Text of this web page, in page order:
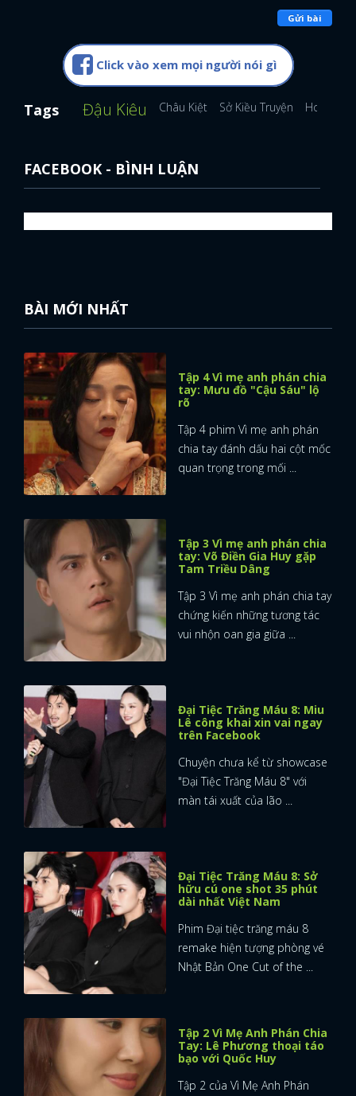
Gửi bài
Click vào xem mọi người nói gì
Tags Đậu Kiêu Châu Kiệt Sở Kiều Truyện Hoàn
FACEBOOK - BÌNH LUẬN
BÀI MỚI NHẤT
Tập 4 Vì mẹ anh phán chia
tay: Mưu đồ "Cậu Sáu" lộ
rõ
Tập 4 phim Vì mẹ anh phán
chia tay đánh dấu hai cột mốc
quan trọng trong mối ...
Tập 3 Vì mẹ anh phán chia
tay: Võ Điền Gia Huy gặp
Tam Triều Dâng
Tập 3 Vì mẹ anh phán chia tay
chứng kiến những tương tác
vui nhộn oan gia giữa ...
Đại Tiệc Trăng Máu 8: Miu
Lê công khai xin vai ngay
trên Facebook
Chuyện chưa kể từ showcase
"Đại Tiệc Trăng Máu 8" với
màn tái xuất của lão ...
Đại Tiệc Trăng Máu 8: Sở
hữu cú one shot 35 phút
dài nhất Việt Nam
Phim Đại tiệc trăng máu 8
remake hiện tượng phòng vé
Nhật Bản One Cut of the ...
Tập 2 Vì Mẹ Anh Phán Chia
Tay: Lê Phương thoại táo
bạo với Quốc Huy
Tập 2 của Vì Mẹ Anh Phán